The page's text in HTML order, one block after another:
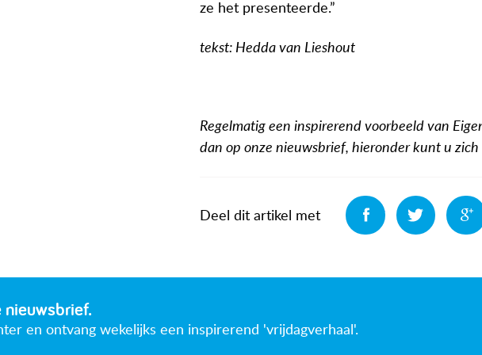
ze het presenteerde.”
tekst: Hedda van Lieshout
Regelmatig een inspirerend voorbeeld van
dan op onze nieuwsbrief, hieronder kunt u zich
Deel dit artikel met
Deel Deel
nieuwsbrief.
en ontvang wekelijks een inspirerend 'vrijdagverhaal'.